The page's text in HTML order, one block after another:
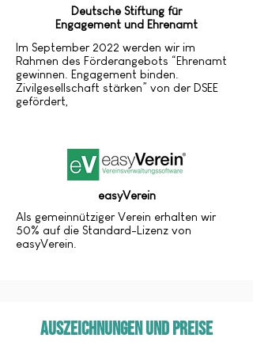
Deutsche Stiftung für
Engagement und Ehrenamt
Im September 2022 werden wir im
Rahmen des Förderangebots “Ehrenamt
gewinnen. Engagement binden.
Zivilgesellschaft stärken” von der DSEE
gefördert,
easyVerein
Als gemeinnütziger Verein erhalten wir
50% auf die Standard-Lizenz von
easyVerein.
Auszeichnungen und Preise